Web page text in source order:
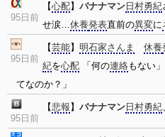
95日前
【心配】 バナナマン 日村勇紀
せ涙…休養発表直前の異変に
95日前
【芸能】 明石家さんま 休養
紀を心配 「何の連絡もない
てなのか？」
95日前
【悲報 】 バナナマン 日村勇紀